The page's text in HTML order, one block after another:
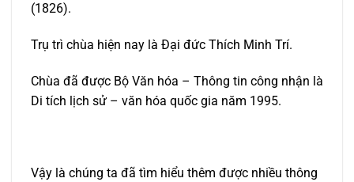
(1826).
Trụ trì chùa hiện nay là Đại đức Thích Minh Trí.
Chùa đã được Bộ Văn hóa – Thông tin công nhận là
Di tích lịch sử – văn hóa quốc gia năm 1995.
Vậy là chúng ta đã tìm hiểu thêm được nhiều thông